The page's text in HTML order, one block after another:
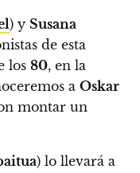
) y Susana
de esta
los 80, en la
a Oskar
montar un
) lo llevará a